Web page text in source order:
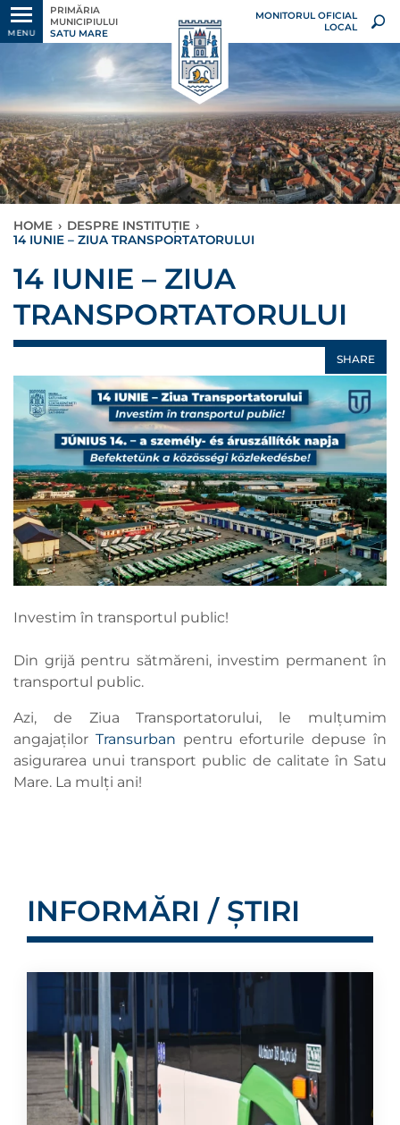
MENU
PRIMĂRIA
MUNICIPIULUI
SATU MARE
MONITORUL OFICIAL
LOCAL
HOME › DESPRE INSTITUȚIE ›
14 IUNIE – ZIUA TRANSPORTATORULUI
14 IUNIE – ZIUA
TRANSPORTATORULUI
SHARE
Investim în transportul public!
Din grijă pentru sătmăreni, investim permanent în
transportul public.
Azi, de Ziua Transportatorului, le mulțumim
angajaților Transurban pentru eforturile depuse în
asigurarea unui transport public de calitate în Satu
Mare. La mulți ani!
INFORMĂRI / ȘTIRI